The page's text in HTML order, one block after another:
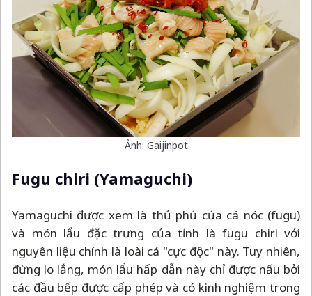
Ảnh: Gaijinpot
Fugu chiri (Yamaguchi)
Yamaguchi được xem là thủ phủ của cá nóc (fugu)
và món lẩu đặc trưng của tỉnh là fugu chiri với
nguyên liệu chính là loài cá "cực độc" này. Tuy nhiên,
đừng lo lắng, món lẩu hấp dẫn này chỉ được nấu bởi
các đầu bếp được cấp phép và có kinh nghiệm trong